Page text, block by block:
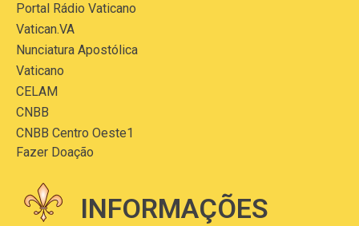
Portal Rádio Vaticano
Vatican.VA
Nunciatura Apostólica
Vaticano
CELAM
CNBB
CNBB Centro Oeste1
Fazer Doação
INFORMAÇÕES